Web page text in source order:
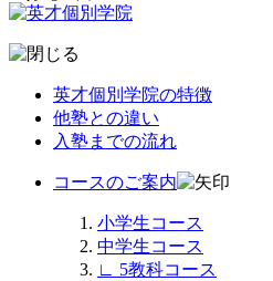
英才個別学院の特徴
他塾との違い
入塾までの流れ
コースのご案内
小学生コース
中学生コース
∟ 5教科コース